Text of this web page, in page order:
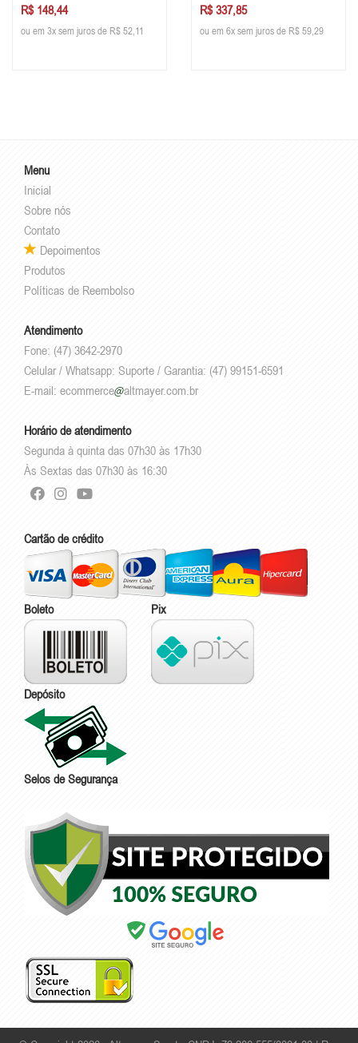
R$ 148,44
ou em 3x sem juros de R$ 52,11
R$ 337,85
ou em 6x sem juros de R$ 59,29
Menu
Inicial
Sobre nós
Contato
Depoimentos
Produtos
Políticas de Reembolso
Atendimento
Fone: (47) 3642-2970
Celular / Whatsapp: Suporte / Garantia: (47) 99151-6591
E-mail: ecommerce altmayer.com.br
Horário de atendimento
Segunda à quinta das 07h30 às 17h30
Às Sextas das 07h30 às 16:30
Cartão de crédito
Boleto Pix
Depósito
Selos de Segurança